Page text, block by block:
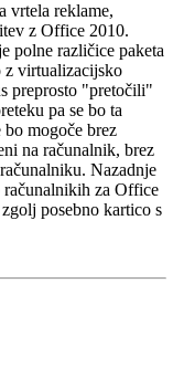
vrtela reklame,
z Office 2010.
polne različice paketa
z virtualizacijsko
preprosto "pretočili"
pa se bo ta
mogoče brez
na računalnik, brez
Nazadnje
računalnikih za Office
posebno kartico s